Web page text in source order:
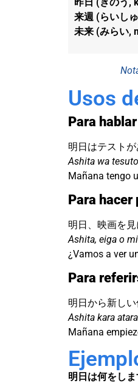
来週 (らいし
未来 (みらい,
Usos
Para
明日はテストが
Ashita wa
Mañana tengo
Para hacer
明日、映画を
Ashita, eiga o
¿Vamos a ver
Para
明日から新しい
Ashita kara
Mañana
明日は何をしま